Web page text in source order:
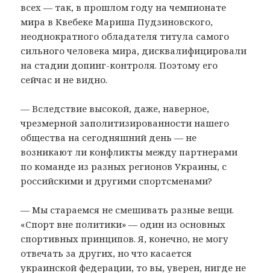
всех — так, в прошлом году на чемпионате
мира в Квебеке Мариша Пудзиновского,
неоднократного обладателя титула самого
сильного человека мира, дисквалифицировали
на стадии допинг-контроля. Поэтому его
сейчас и не видно.
— Вследствие высокой, даже, наверное,
чрезмерной заполитизированности нашего
общества на сегодняшний день — не
возникают ли конфликты между партнерами
по команде из разных регионов Украины, с
российскими и другими спортсменами?
— Мы стараемся не смешивать разные вещи.
«Спорт вне политики» — один из основных
спортивных принципов. Я, конечно, не могу
отвечать за других, но что касается
украинской федерации, то вы, уверен, нигде не